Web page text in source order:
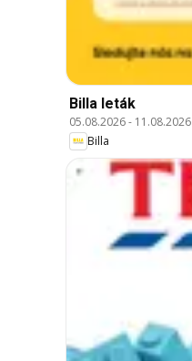
Billa leták
05.08.2026- 11.08.2026
Billa